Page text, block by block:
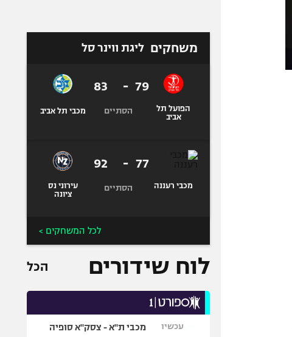
משחקים ליגת ווינר סל
הפועל תל
אביב
79
-
83
הסתיים מכבי תל אביב
מכבי רעננה
77
-
92
הסתיים
עירוני נס
ציונה
לכל המשחקים >
לוח שידורים הכל
עכשיו מכבי ת"א - צסק"א סופיה